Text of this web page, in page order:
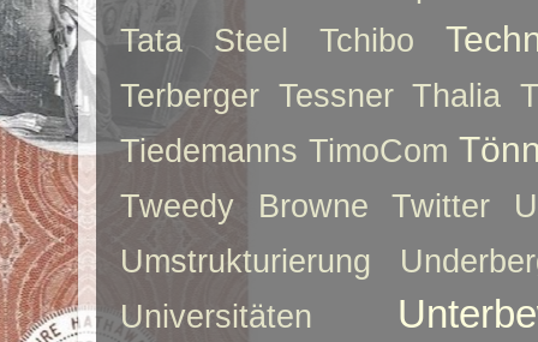
Tata Steel
Tchibo
Terberger Tessner Thalia
Tiedemanns TimoCom
Tweedy Browne Twitter
Umstrukturierung
Universitäten